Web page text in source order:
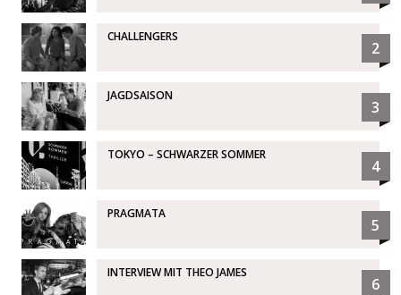
CHALLENGERS
2
JAGDSAISON
3
TOKYO – SCHWARZER SOMMER
4
PRAGMATA
5
INTERVIEW MIT THEO JAMES
6